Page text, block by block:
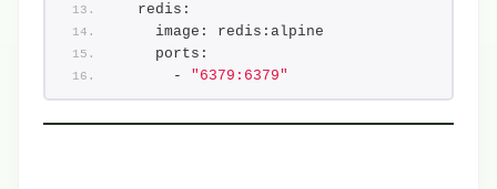
  redis:
    image: redis:alpine
    ports:
      -
"6379:6379"